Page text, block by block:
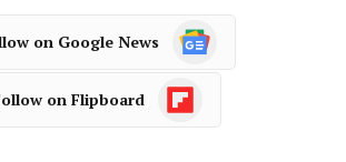
on Google News
on Flipboard